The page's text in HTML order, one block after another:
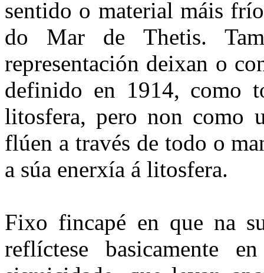
sentido o material máis
do Mar de Thetis.
representación deixan o
definido en 1914, como
litosfera, pero non como
flúen a través de todo o
a súa enerxía á litosfera.
Fixo fincapé en que na
reflíctese basicamente